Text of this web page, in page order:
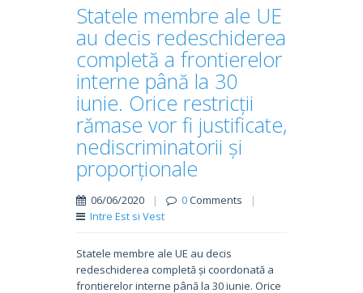
Statele membre ale UE
au decis redeschiderea
completă a frontierelor
interne până la 30
iunie. Orice restricții
rămase vor fi justificate,
nediscriminatorii și
proporționale
06/06/2020 | 0Comments
|
Intre Est si Vest
Statele membre ale UE au decis
redeschiderea completă și coordonată a
frontierelor interne până la 30 iunie. Orice